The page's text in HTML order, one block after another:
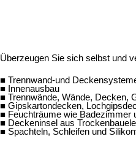
Überzeugen Sie sich selbst und
■ Trennwand-und
■ Innenausbau
■ Trennwände, Wände, Decken,
■ Gipskartondecken,
■ Feuchträume wie Badezimmer
■ Deckeninsel aus
■ Spachteln, Schleifen und